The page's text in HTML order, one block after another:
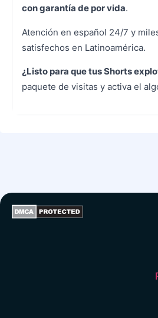
con garantía de por vida.
Atención en español 24/7 y
satisfechos en Latinoamérica.
¿Listo para que tus Shorts
paquete de visitas y activa el